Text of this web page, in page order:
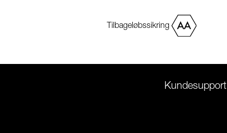
Tilbageløbssikring
Kundesupport